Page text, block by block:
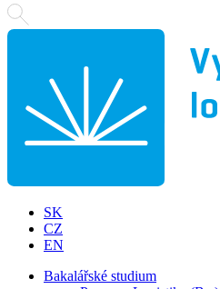
SK
CZ
EN
Bakalářské studium